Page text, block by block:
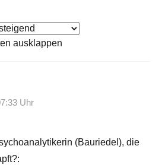
ausklappen
Uhr
(Bauriedel), die